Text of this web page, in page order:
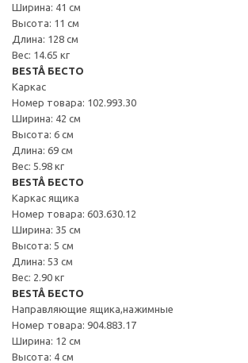
Ширина: 41 см
Высота: 11 см
Длина: 128 см
Вес: 14.65 кг
BESTÅ БЕСТО
Каркас
Номер товара: 102.993.30
Ширина: 42 см
Высота: 6 см
Длина: 69 см
Вес: 5.98 кг
BESTÅ БЕСТО
Каркас ящика
Номер товара: 603.630.12
Ширина: 35 см
Высота: 5 см
Длина: 53 см
Вес: 2.90 кг
BESTÅ БЕСТО
Направляющие ящика,нажимные
Номер товара: 904.883.17
Ширина: 12 см
Высота: 4 см